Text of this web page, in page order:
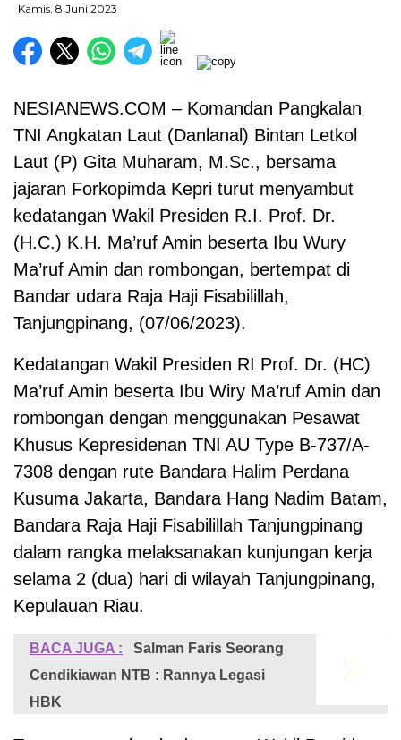
Kamis, 8 Juni 2023
NESIANEWS.COM – Komandan Pangkalan
TNI Angkatan Laut (Danlanal) Bintan Letkol
Laut (P) Gita Muharam, M.Sc., bersama
jajaran Forkopimda Kepri turut menyambut
kedatangan Wakil Presiden R.I. Prof. Dr.
(H.C.) K.H. Ma’ruf Amin beserta Ibu Wury
Ma’ruf Amin dan rombongan, bertempat di
Bandar udara Raja Haji Fisabilillah,
Tanjungpinang, (07/06/2023).
Kedatangan Wakil Presiden RI Prof. Dr. (HC)
Ma’ruf Amin beserta Ibu Wiry Ma’ruf Amin dan
rombongan dengan menggunakan Pesawat
Khusus Kepresidenan TNI AU Type B-737/A-
7308 dengan rute Bandara Halim Perdana
Kusuma Jakarta, Bandara Hang Nadim Batam,
Bandara Raja Haji Fisabilillah Tanjungpinang
dalam rangka melaksanakan kunjungan kerja
selama 2 (dua) hari di wilayah Tanjungpinang,
Kepulauan Riau.
BACA JUGA :
Salman Faris Seorang
Cendikiawan NTB : Rannya Legasi
HBK